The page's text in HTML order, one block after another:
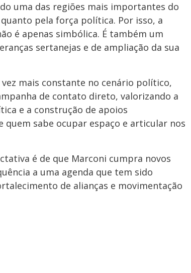
uma das regiões mais importantes do
pela força política. Por isso, a
é apenas simbólica. É também um
sertanejas e de ampliação da sua
mais constante no cenário político,
de contato direto, valorizando a
e a construção de apoios
sabe ocupar espaço e articular nos
é de que Marconi cumpra novos
a uma agenda que tem sido
de alianças e movimentação